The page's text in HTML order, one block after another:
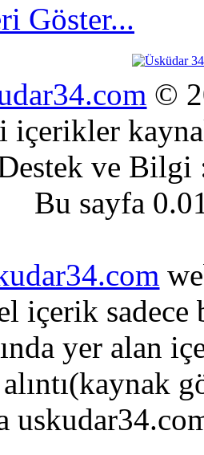
Göster...
©
içerikler
ve
Bu sayfa
içerik sadece
yer alan